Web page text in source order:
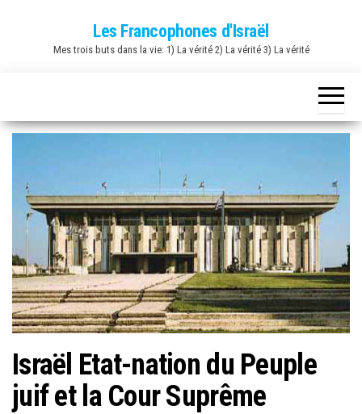
Les Francophones d'Israël
Mes trois buts dans la vie: 1) La vérité 2) La vérité 3) La vérité
Israël Etat-nation du Peuple
juif et la Cour Suprême